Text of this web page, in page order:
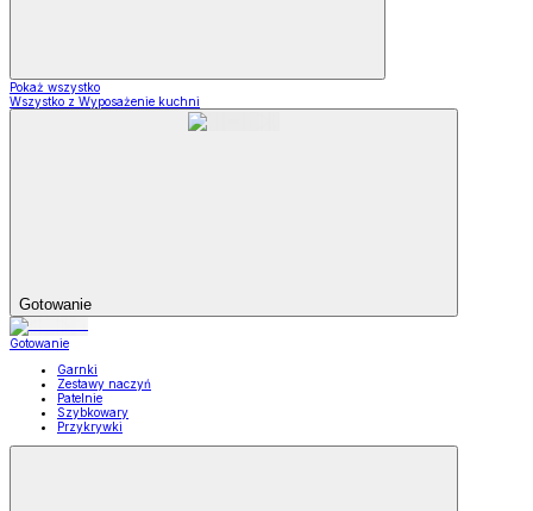
Pokaż wszystko
Wszystko z Wyposażenie kuchni
Gotowanie
Gotowanie
Garnki
Zestawy naczyń
Patelnie
Szybkowary
Przykrywki